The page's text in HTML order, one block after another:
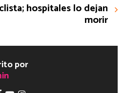
hospitales lo dejan
morir
por